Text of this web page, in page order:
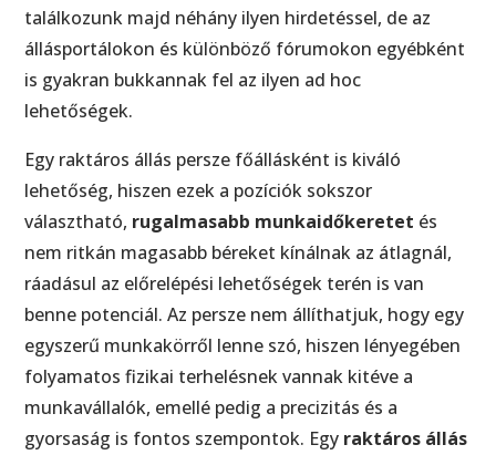
találkozunk majd néhány ilyen hirdetéssel, de az
állásportálokon és különböző fórumokon egyébként
is gyakran bukkannak fel az ilyen ad hoc
lehetőségek.
Egy raktáros állás persze főállásként is kiváló
lehetőség, hiszen ezek a pozíciók sokszor
választható, rugalmasabb munkaidőkeretet és
nem ritkán magasabb béreket kínálnak az átlagnál,
ráadásul az előrelépési lehetőségek terén is van
benne potenciál. Az persze nem állíthatjuk, hogy egy
egyszerű munkakörről lenne szó, hiszen lényegében
folyamatos fizikai terhelésnek vannak kitéve a
munkavállalók, emellé pedig a precizitás és a
gyorsaság is fontos szempontok. Egy raktáros állás